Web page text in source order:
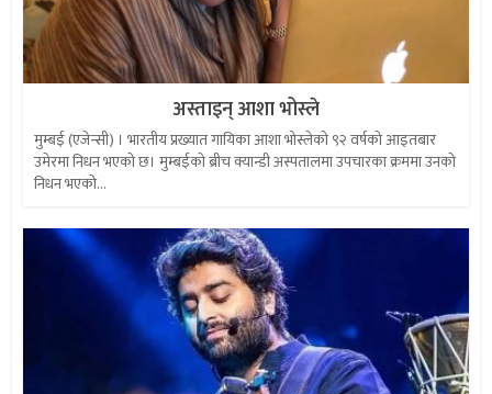
अस्ताइन् आशा भोस्ले
मुम्बई (एजेन्सी) । भारतीय प्रख्यात गायिका आशा भोस्लेको ९२ वर्षको आइतबार
उमेरमा निधन भएको छ। मुम्बईकाे ब्रीच क्यान्डी अस्पतालमा उपचारका क्रममा उनको
निधन भएको...